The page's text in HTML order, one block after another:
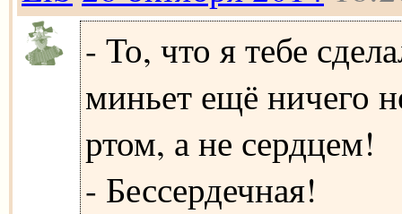
- То, что я тебе
миньет ещё ничего
ртом, а не сердцем!
- Бессердечная!